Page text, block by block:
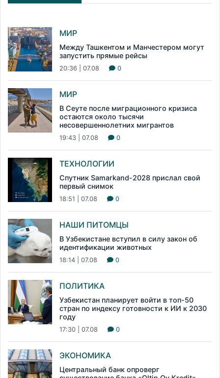
МИР
Между Ташкентом и Манчестером могут
запустить прямые рейсы
20:36 | 07.08 0
МИР
В Сеуте после миграционного кризиса
остаются около тысячи
несовершеннолетних мигрантов
19:43 | 07.08 0
ТЕХНОЛОГИИ
Спутник Samarkand-2028 прислал свой
первый снимок
18:51 | 07.08 0
НАШИ ПИТОМЦЫ
В Узбекистане вступил в силу закон об
идентификации животных
18:14 | 07.08 0
ПОЛИТИКА
Узбекистан планирует войти в топ-50
стран по индексу готовности к ИИ к 2030
году
17:30 | 07.08 0
ЭКОНОМИКА
Центральный банк опроверг